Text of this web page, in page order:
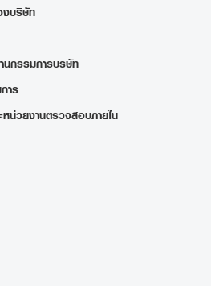
บริษัท
นกรรมการบริษัท
าร
น่วยงานตรวจสอบภายใน